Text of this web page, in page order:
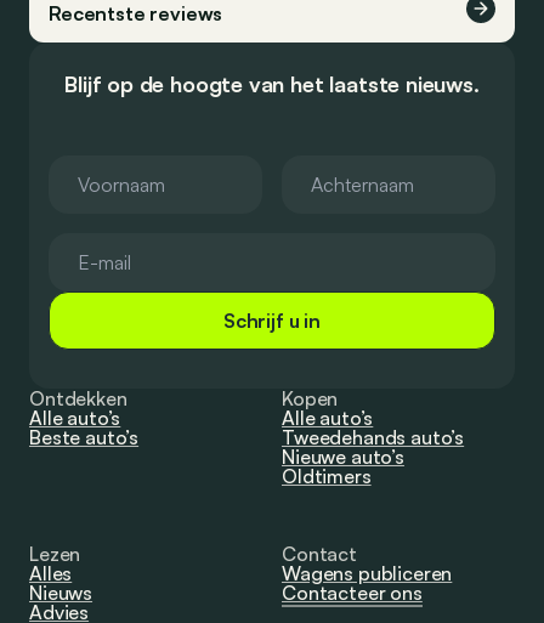
Recentste reviews
Blijf op de hoogte van het laatste nieuws.
Schrijf u in
Ontdekken
Alle auto’s
Beste auto’s
Kopen
Alle auto’s
Tweedehands auto’s
Nieuwe auto’s
Oldtimers
Lezen
Alles
Nieuws
Advies
Contact
Wagens publiceren
Contacteer ons